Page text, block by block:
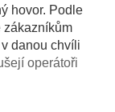
hovor. Podle
zákazníkům
danou chvíli
operátoři